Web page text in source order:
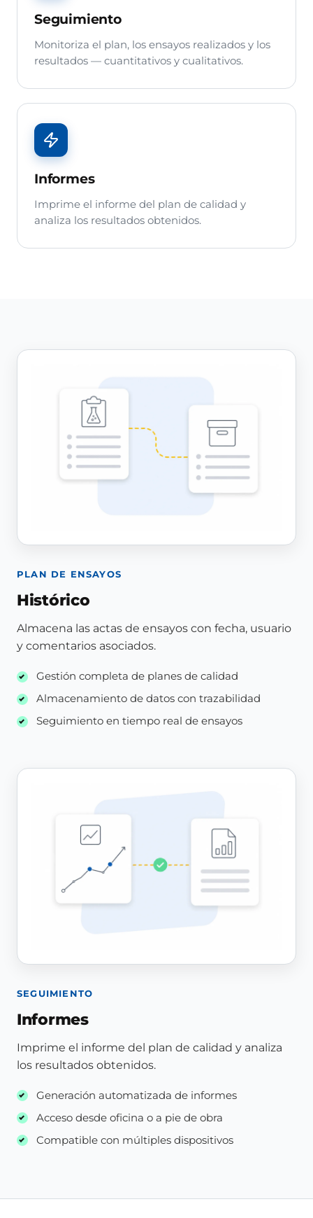
Seguimiento
Monitoriza el plan, los ensayos realizados y los
resultados — cuantitativos y cualitativos.
Informes
Imprime el informe del plan de calidad y
analiza los resultados obtenidos.
PLAN DE ENSAYOS
Histórico
Almacena las actas de ensayos con fecha, usuario
y comentarios asociados.
Gestión completa de planes de calidad
Almacenamiento de datos con trazabilidad
Seguimiento en tiempo real de ensayos
SEGUIMIENTO
Informes
Imprime el informe del plan de calidad y analiza
los resultados obtenidos.
Generación automatizada de informes
Acceso desde oficina o a pie de obra
Compatible con múltiples dispositivos